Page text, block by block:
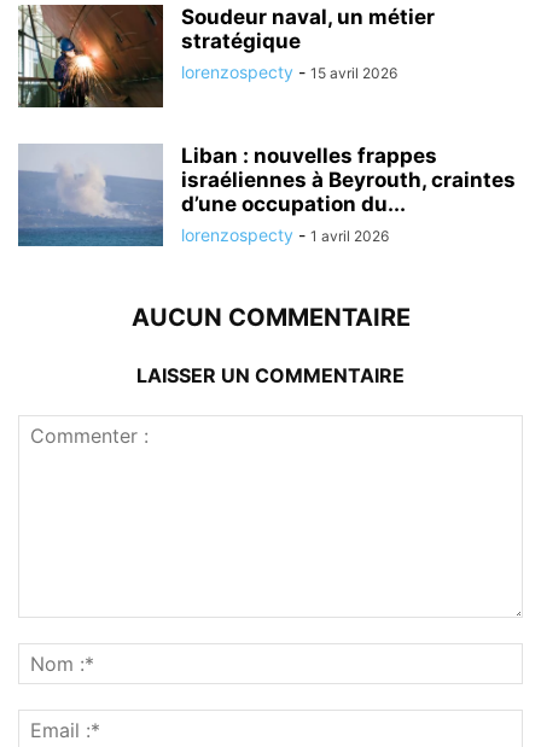
Soudeur naval, un métier
stratégique
lorenzospecty - 15 avril 2026
Liban : nouvelles frappes
israéliennes à Beyrouth, craintes
d’une occupation du...
lorenzospecty - 1 avril 2026
AUCUN COMMENTAIRE
LAISSER UN COMMENTAIRE